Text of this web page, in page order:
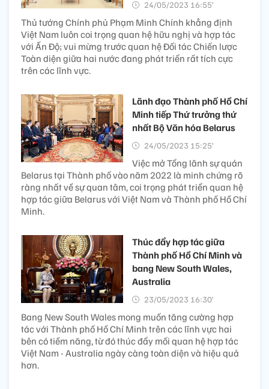
24/05/2023 16:55’
Thủ tướng Chính phủ Phạm Minh Chính khẳng định
Việt Nam luôn coi trọng quan hệ hữu nghị và hợp tác
với Ấn Độ; vui mừng trước quan hệ Đối tác Chiến lược
Toàn diện giữa hai nước đang phát triển rất tích cực
trên các lĩnh vực.
Lãnh đạo Thành phố Hồ Chí
Minh tiếp Thứ trưởng thứ
nhất Bộ Văn hóa Belarus
24/05/2023 15:25’
Việc mở Tổng lãnh sự quán
Belarus tại Thành phố vào năm 2022 là minh chứng rõ
ràng nhất về sự quan tâm, coi trọng phát triển quan hệ
hợp tác giữa Belarus với Việt Nam và Thành phố Hồ Chí
Minh.
Thúc đẩy hợp tác giữa
Thành phố Hồ Chí Minh và
bang New South Wales,
Australia
23/05/2023 16:30’
Bang New South Wales mong muốn tăng cường hợp
tác với Thành phố Hồ Chí Minh trên các lĩnh vực hai
bên có tiềm năng, từ đó thúc đẩy mối quan hệ hợp tác
Việt Nam - Australia ngày càng toàn diện và hiệu quả
hơn.